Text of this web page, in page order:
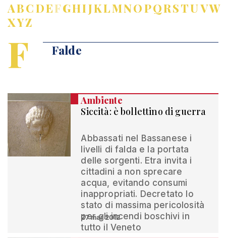
ABCDEFGHIJKLMNOPQRSTUVW
XYZ
F Falde
Ambiente
Siccità: è bollettino di guerra
Abbassati nel Bassanese i
livelli di falda e la portata
delle sorgenti. Etra invita i
cittadini a non sprecare
acqua, evitando consumi
inappropriati. Decretato lo
stato di massima pericolosità
per gli incendi boschivi in
tutto il Veneto
27 mar 2012